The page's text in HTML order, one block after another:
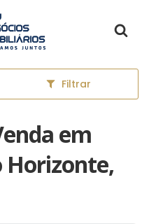
Filtrar
em
Horizonte,